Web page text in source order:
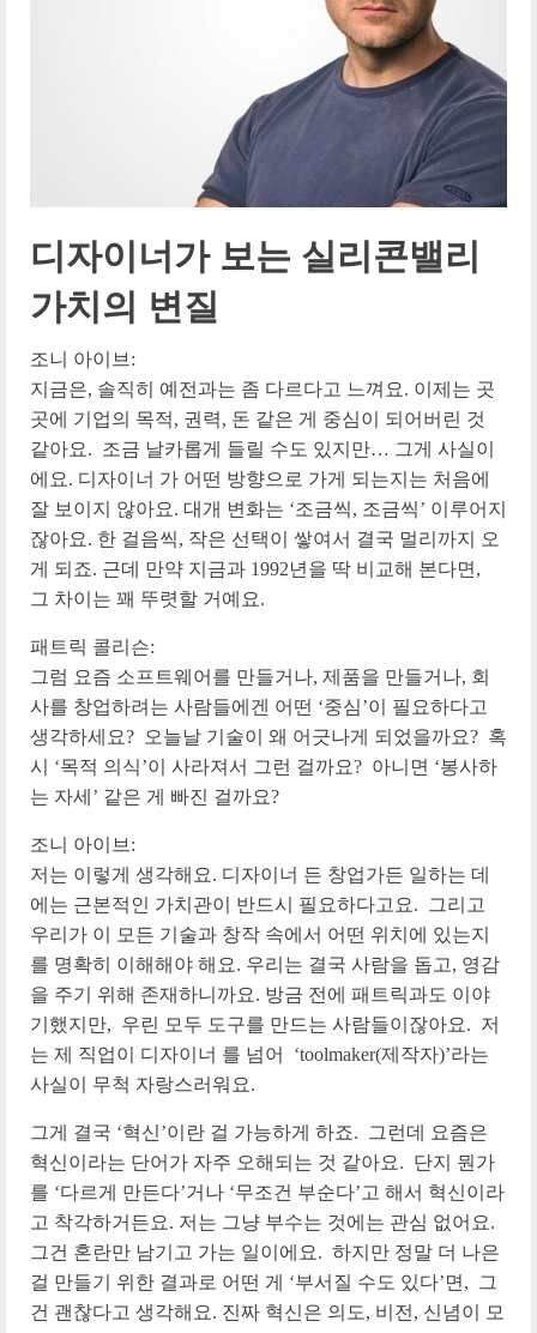
디자이너가 보는 실리콘밸리
가치의 변질
조니 아이브:
지금은, 솔직히 예전과는 좀 다르다고 느껴요. 이제는 곳
곳에 기업의 목적, 권력, 돈 같은 게 중심이 되어버린 것
같아요. 조금 날카롭게 들릴 수도 있지만… 그게 사실이
에요. 디자이너 가 어떤 방향으로 가게 되는지는 처음에
잘 보이지 않아요. 대개 변화는 ‘조금씩, 조금씩’ 이루어지
잖아요. 한 걸음씩, 작은 선택이 쌓여서 결국 멀리까지 오
게 되죠. 근데 만약 지금과 1992년을 딱 비교해 본다면,
그 차이는 꽤 뚜렷할 거예요.
패트릭 콜리슨:
그럼 요즘 소프트웨어를 만들거나, 제품을 만들거나, 회
사를 창업하려는 사람들에겐 어떤 ‘중심’이 필요하다고
생각하세요? 오늘날 기술이 왜 어긋나게 되었을까요? 혹
시 ‘목적 의식’이 사라져서 그런 걸까요? 아니면 ‘봉사하
는 자세’ 같은 게 빠진 걸까요?
조니 아이브:
저는 이렇게 생각해요. 디자이너 든 창업가든 일하는 데
에는 근본적인 가치관이 반드시 필요하다고요. 그리고
우리가 이 모든 기술과 창작 속에서 어떤 위치에 있는지
를 명확히 이해해야 해요. 우리는 결국 사람을 돕고, 영감
을 주기 위해 존재하니까요. 방금 전에 패트릭과도 이야
기했지만, 우린 모두 도구를 만드는 사람들이잖아요. 저
는 제 직업이 디자이너 를 넘어 ‘toolmaker(제작자)’라는
사실이 무척 자랑스러워요.
그게 결국 ‘혁신’이란 걸 가능하게 하죠. 그런데 요즘은
혁신이라는 단어가 자주 오해되는 것 같아요. 단지 뭔가
를 ‘다르게 만든다’거나 ‘무조건 부순다’고 해서 혁신이라
고 착각하거든요. 저는 그냥 부수는 것에는 관심 없어요.
그건 혼란만 남기고 가는 일이에요. 하지만 정말 더 나은
걸 만들기 위한 결과로 어떤 게 ‘부서질 수도 있다’면, 그
건 괜찮다고 생각해요. 진짜 혁신은 의도, 비전, 신념이 모